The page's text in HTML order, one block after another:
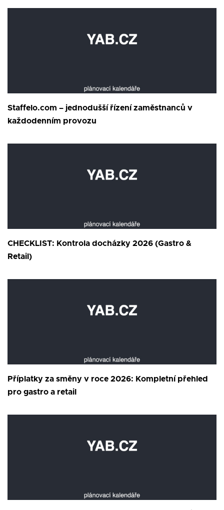
Staffelo.com – jednodušší řízení zaměstnanců v
každodenním provozu
CHECKLIST: Kontrola docházky 2026 (Gastro &
Retail)
Příplatky za směny v roce 2026: Kompletní přehled
pro gastro a retail